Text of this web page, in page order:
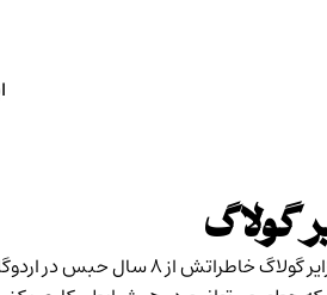
گولاگ
در نظام کمونیستی شوروی را توضیح می‌دهد.